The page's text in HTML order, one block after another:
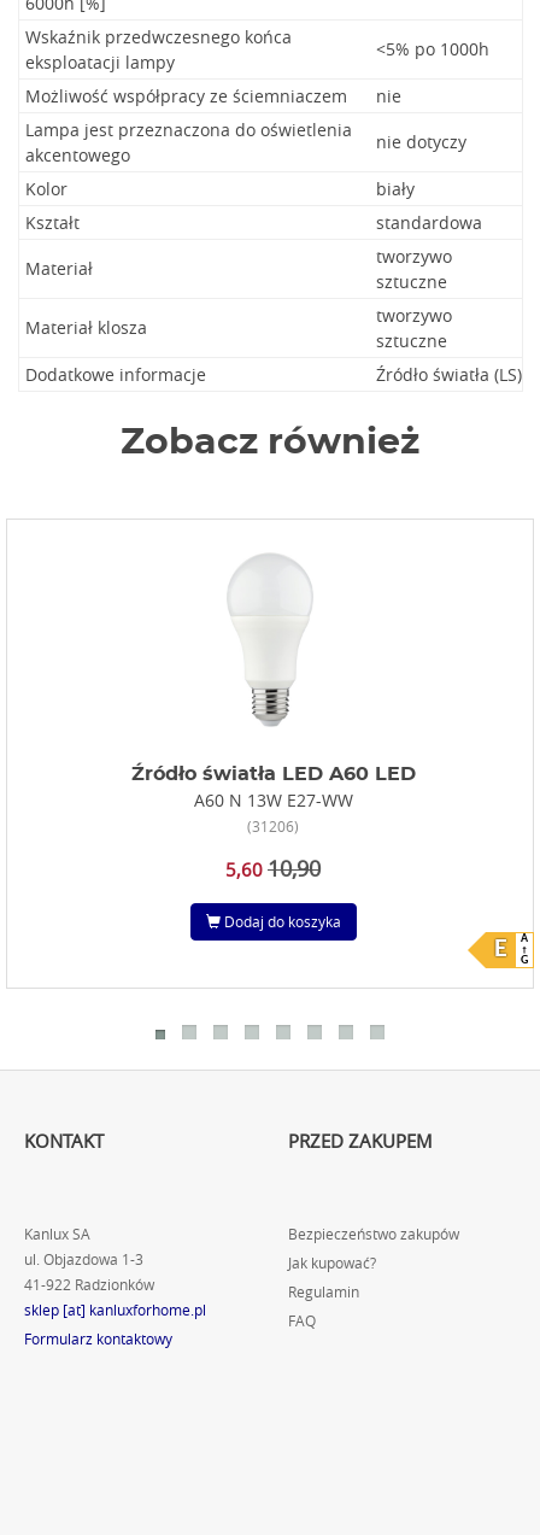
Wskaźnik przedwczesnego końca
eksploatacji lampy
<5% po 1000h
Możliwość współpracy ze ściemniaczem
nie
Lampa jest przeznaczona do oświetlenia
akcentowego
nie dotyczy
Kolor
biały
Kształt
standardowa
Materiał
tworzywo
sztuczne
Materiał klosza
tworzywo
sztuczne
Dodatkowe informacje
Źródło światła (LS)
Zobacz również
E
A
G
Źródło światła LED A60 LED
A60 N 13W E27-WW
(31206)
5,60 10,90
Dodaj do koszyka
KONTAKT
Kanlux SA
ul. Objazdowa 1-3
41-922 Radzionków
sklep [at] kanluxforhome.pl
Formularz kontaktowy
PRZED ZAKUPEM
Bezpieczeństwo zakupów
Jak kupować?
Regulamin
FAQ